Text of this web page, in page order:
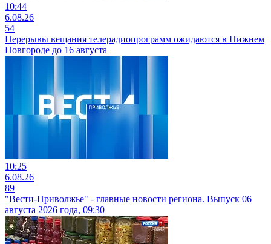
10:44
6.08.26
54
Перерывы вещания телерадиопрограмм ожидаются в Нижнем
Новгороде до 16 августа
10:25
6.08.26
89
"Вести-Приволжье" - главные новости региона. Выпуск 06
августа 2026 года, 09:30